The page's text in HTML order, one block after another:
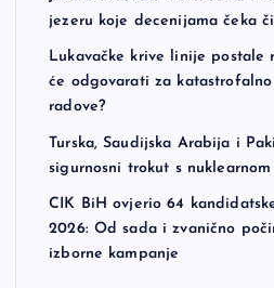
jezeru koje decenijama čeka
Lukavačke krive linije postale
će odgovarati za
radove?
Turska, Saudijska Arabija i
sigurnosni trokut s nuklearnom
CIK BiH ovjerio 64
2026: Od sada i zvanično
izborne kampanje